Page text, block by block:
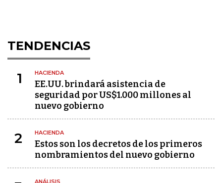
TENDENCIAS
1 HACIENDA
EE.UU. brindará asistencia de
seguridad por US$1.000 millones al
nuevo gobierno
2 HACIENDA
Estos son los decretos de los primeros
nombramientos del nuevo gobierno
ANÁLISIS